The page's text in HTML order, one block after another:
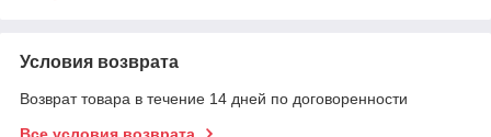
Условия возврата
Возврат товара в течение 14 дней по договоренности
Все условия возврата